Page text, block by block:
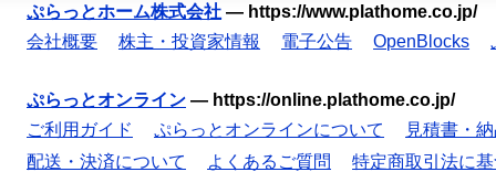
ぷらっとホーム株式会社 — https://www.plathome.co.jp/
会社概要
株主・投資家情報 電子公告 OpenBlocks
ぷらっとオンライン — https://online.plathome.co.jp/
ご利用ガイド
ぷらっとオンラインについて
見積書・
配送・決済について
よくあるご質問
特定商取引法に